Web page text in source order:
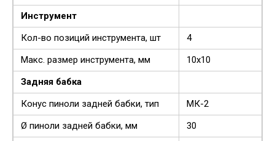
Инструмент
Кол-во позиций инструмента, шт
4
Макс. размер инструмента, мм
10х10
Задняя бабка
Конус пиноли задней бабки, тип
МК-2
Ø пиноли задней бабки, мм
30